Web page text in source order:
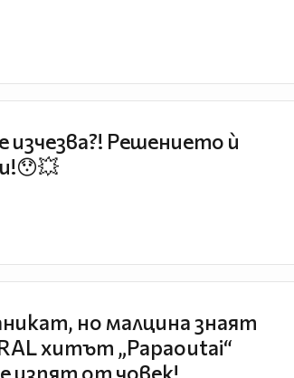
изчезва?! Решението ѝ
но малцина знаят
хитът „Papaoutai“
изпят от човек!